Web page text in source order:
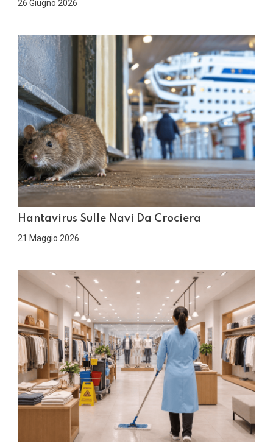
26 Giugno 2026
Hantavirus Sulle Navi Da Crociera
21 Maggio 2026